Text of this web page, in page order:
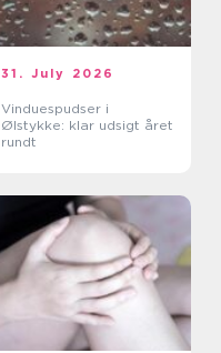
31. July 2026
Vinduespudser i
Ølstykke: klar udsigt året
rundt